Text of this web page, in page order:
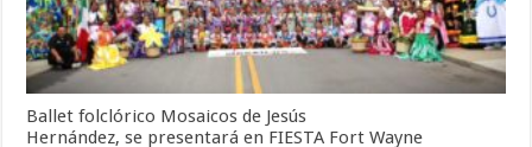
Ballet folclórico Mosaicos de Jesús
Hernández, se presentará en FIESTA Fort Wayne